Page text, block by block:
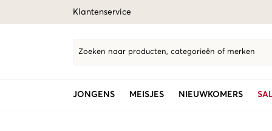
Klantenservice
Zoeken naar producten, categorieën of merken
JONGENS MEISJES NIEUWKOMERS